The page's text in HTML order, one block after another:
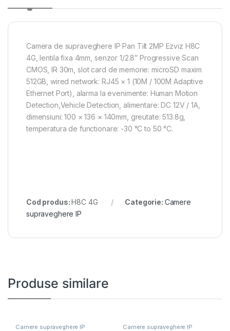
Camera de supraveghere IP Pan Tilt 2MP Ezviz H8C
4G, lentila fixa 4mm, senzor 1/2.8″ Progressive Scan
CMOS, IR 30m, slot card de memorie: microSD maxim
512GB, wired network: RJ45 × 1 (10M / 100M Adaptive
Ethernet Port), alarma la evenimente: Human Motion
Detection,Vehicle Detection, alimentare: DC 12V / 1A,
dimensiuni: 100 × 136 × 140mm, greutate: 513.8g,
temperatura de functionare: -30 °C to 50 °C.
Cod produs:H8C 4G Categorie: Camere
supraveghere IP
Produse similare
Camere supraveghere IP Camere supraveghere IP